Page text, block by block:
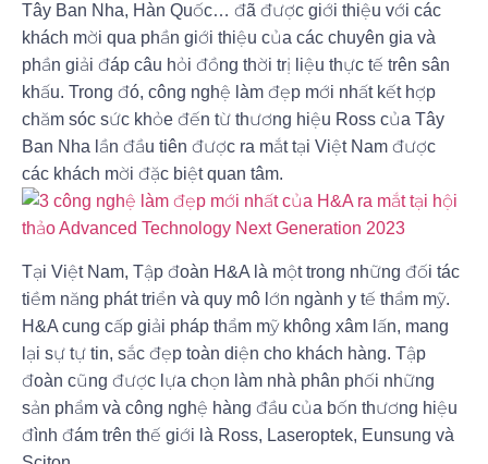
Tây Ban Nha, Hàn Quốc… đã được giới thiệu với các
khách mời qua phần giới thiệu của các chuyên gia và
phần giải đáp câu hỏi đồng thời trị liệu thực tế trên sân
khấu. Trong đó, công nghệ làm đẹp mới nhất kết hợp
chăm sóc sức khỏe đến từ thương hiệu Ross của Tây
Ban Nha lần đầu tiên được ra mắt tại Việt Nam được
các khách mời đặc biệt quan tâm.
Tại Việt Nam, Tập đoàn H&A là một trong những đối tác
tiềm năng phát triển và quy mô lớn ngành y tế thẩm mỹ.
H&A cung cấp giải pháp thẩm mỹ không xâm lấn, mang
lại sự tự tin, sắc đẹp toàn diện cho khách hàng. Tập
đoàn cũng được lựa chọn làm nhà phân phối những
sản phẩm và công nghệ hàng đầu của bốn thương hiệu
đình đám trên thế giới là Ross, Laseroptek, Eunsung và